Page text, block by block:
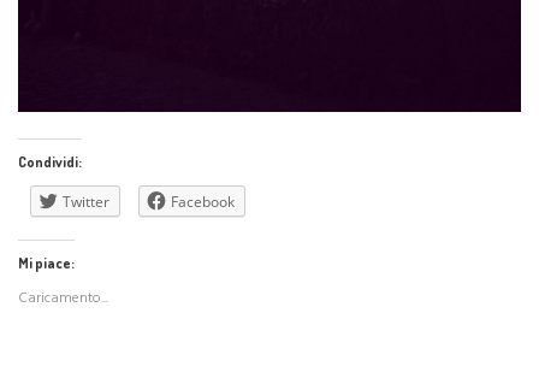
Condividi:
Twitter Facebook
Mi piace:
Caricamento...